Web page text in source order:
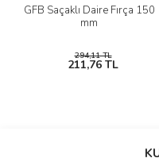
GFB Saçaklı Daire Fırça 150
mm
294,11 TL
211,76 TL